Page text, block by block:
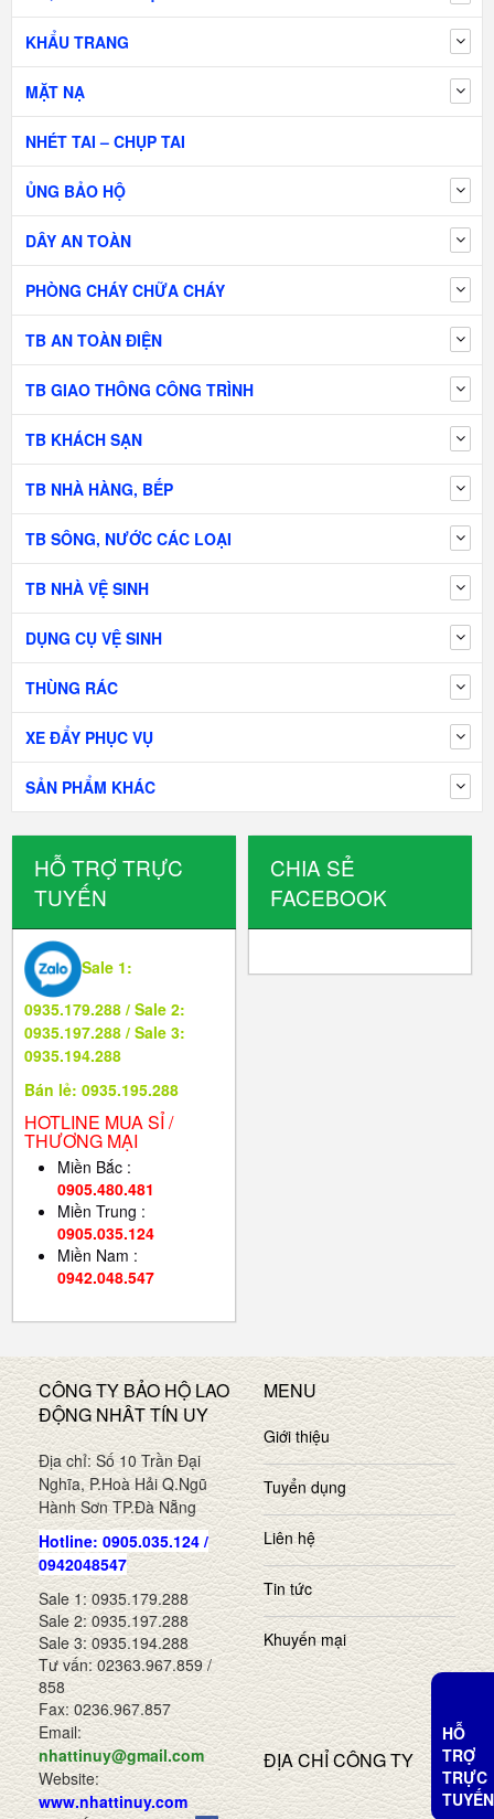
KHẨU TRANG
MẶT NẠ
NHÉT TAI – CHỤP TAI
ỦNG BẢO HỘ
DÂY AN TOÀN
PHÒNG CHÁY CHỮA CHÁY
TB AN TOÀN ĐIỆN
TB GIAO THÔNG CÔNG TRÌNH
TB KHÁCH SẠN
TB NHÀ HÀNG, BẾP
TB SÔNG, NƯỚC CÁC LOẠI
TB NHÀ VỆ SINH
DỤNG CỤ VỆ SINH
THÙNG RÁC
XE ĐẨY PHỤC VỤ
SẢN PHẨM KHÁC
HỖ TRỢ TRỰC
TUYẾN
Sale 1:
0935.179.288 / Sale 2:
0935.197.288 / Sale 3:
0935.194.288
Bán lẻ: 0935.195.288
HOTLINE MUA SỈ /
THƯƠNG MẠI
Miền Bắc :
0905.480.481
Miền Trung :
0905.035.124
Miền Nam :
0942.048.547
CHIA SẺ
FACEBOOK
CÔNG TY BẢO HỘ LAO
ĐỘNG NHÂT TÍN UY
Địa chỉ: Số 10 Trần Đại
Nghĩa, P.Hoà Hải Q.Ngũ
Hành Sơn TP.Đà Nẵng
Hotline: 0905.035.124 /
0942048547
Sale 1: 0935.179.288
Sale 2: 0935.197.288
Sale 3: 0935.194.288
Tư vấn: 02363.967.859 /
858
Fax: 0236.967.857
Email:
nhattinuy@gmail.com
Website:
www.nhattinuy.com
MENU
Giới thiệu
Tuyển dụng
Liên hệ
Tin tức
Khuyến mại
ĐỊA CHỈ CÔNG TY
HỖ
TRỢ
TRỰC
TUYẾN